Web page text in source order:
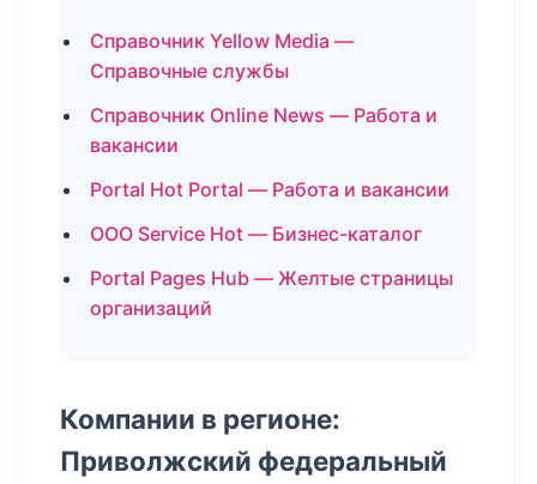
Справочник Yellow Media —
Справочные службы
Справочник Online News — Работа и
вакансии
Portal Hot Portal — Работа и вакансии
ООО Service Hot — Бизнес-каталог
Portal Pages Hub — Желтые страницы
организаций
Компании в регионе:
Приволжский федеральный